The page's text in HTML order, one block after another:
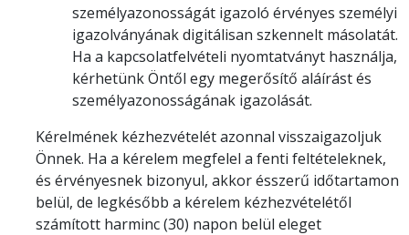
személyazonosságát igazoló érvényes személyi
igazolványának digitálisan szkennelt másolatát.
Ha a kapcsolatfelvételi nyomtatványt használja,
kérhetünk Öntől egy megerősítő aláírást és
személyazonosságának igazolását.
Kérelmének kézhezvételét azonnal visszaigazoljuk
Önnek. Ha a kérelem megfelel a fenti feltételeknek,
és érvényesnek bizonyul, akkor ésszerű időtartamon
belül, de legkésőbb a kérelem kézhezvételétől
számított harminc (30) napon belül eleget